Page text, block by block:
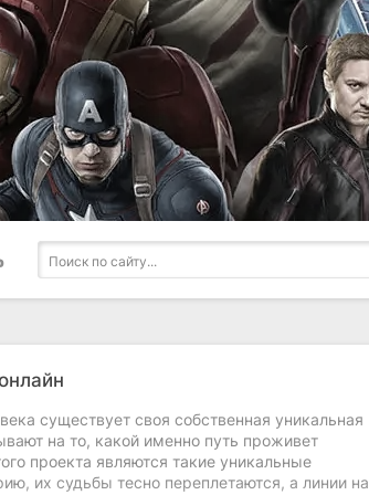
существует своя собственная уникальная
на то, какой именно путь проживет
проекта являются такие уникальные
их судьбы тесно переплетаются, а линии на